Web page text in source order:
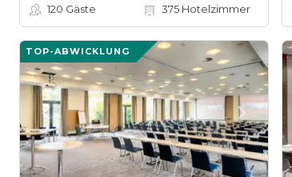
120 Gäste 375 Hotelzimmer
TOP-ABWICKLUNG